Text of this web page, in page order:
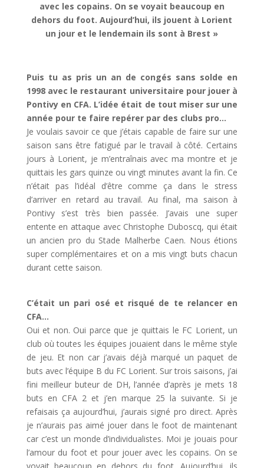
avec les copains. On se voyait beaucoup en
dehors du foot. Aujourd’hui, ils jouent à Lorient
un jour et le lendemain ils sont à Brest »
Puis tu as pris un an de congés sans solde en
1998 avec le restaurant universitaire pour jouer à
Pontivy en CFA. L’idée était de tout miser sur une
année pour te faire repérer par des clubs pro…
Je voulais savoir ce que j’étais capable de faire sur une
saison sans être fatigué par le travail à côté. Certains
jours à Lorient, je m’entraînais avec ma montre et je
quittais les gars quinze ou vingt minutes avant la fin. Ce
n’était pas l’idéal d’être comme ça dans le stress
d’arriver en retard au travail. Au final, ma saison à
Pontivy s’est très bien passée. J’avais une super
entente en attaque avec Christophe Duboscq, qui était
un ancien pro du Stade Malherbe Caen. Nous étions
super complémentaires et on a mis vingt buts chacun
durant cette saison.
C’était un pari osé et risqué de te relancer en
CFA…
Oui et non. Oui parce que je quittais le FC Lorient, un
club où toutes les équipes jouaient dans le même style
de jeu. Et non car j’avais déjà marqué un paquet de
buts avec l’équipe B du FC Lorient. Sur trois saisons, j’ai
fini meilleur buteur de DH, l’année d’après je mets 18
buts en CFA 2 et j’en marque 25 la suivante. Si je
refaisais ça aujourd’hui, j’aurais signé pro direct. Après
je n’aurais pas aimé jouer dans le foot de maintenant
car c’est un monde d’individualistes. Moi je jouais pour
l’amour du foot et pour jouer avec les copains. On se